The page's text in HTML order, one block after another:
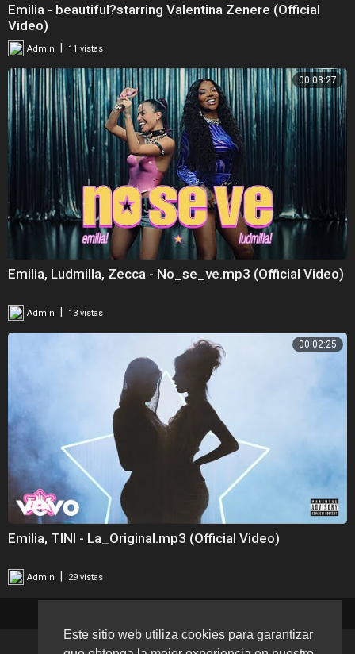
Este sitio web utiliza cookies para garantizar
Emilia - beautiful?starring Valentina Zenere (Official
Video)
Admin 11 vistas
00:03:27
Emilia, Ludmilla, Zecca - No_se_ve.mp3 (Official Video)
Admin 13 vistas
00:02:25
Emilia, TINI - La_Original.mp3 (Official Video)
Admin 29 vistas